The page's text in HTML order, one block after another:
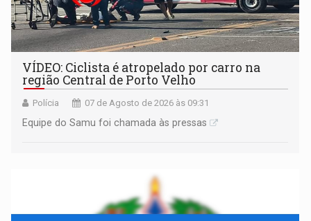
VÍDEO: Ciclista é atropelado por carro na
região Central de Porto Velho
Polícia 07 de Agosto de 2026 às 09:31
Equipe do Samu foi chamada às pressas